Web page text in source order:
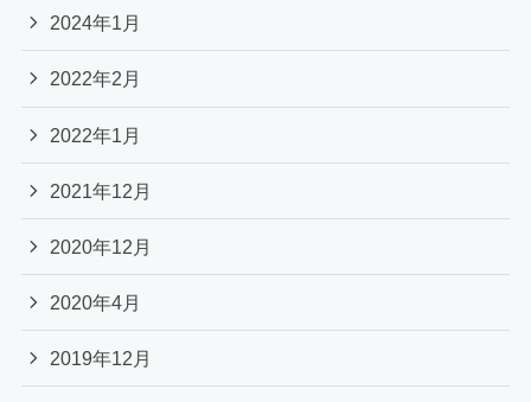
2024年1月
2022年2月
2022年1月
2021年12月
2020年12月
2020年4月
2019年12月